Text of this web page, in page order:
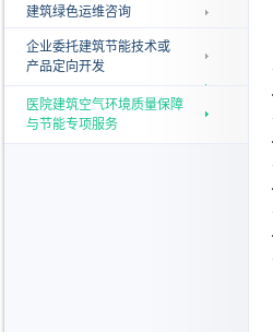
建筑绿色运维咨询
企业委托建筑节能技术或
产品定向开发
医院建筑空气环境质量保障
与节能专项服务